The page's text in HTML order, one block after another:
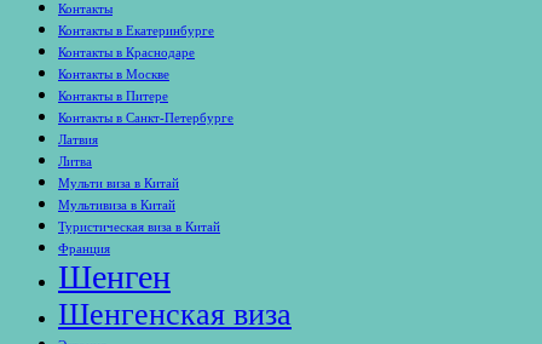
Контакты
Контакты в Екатеринбурге
Контакты в Краснодаре
Контакты в Москве
Контакты в Питере
Контакты в Санкт-Петербурге
Латвия
Литва
Мульти виза в Китай
Мультивиза в Китай
Туристическая виза в Китай
Франция
Шенген
Шенгенская виза